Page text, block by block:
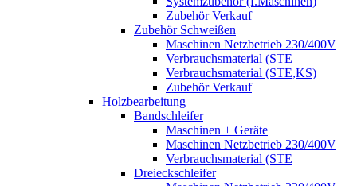
Zubehör Verkauf
Zubehör Schweißen
Maschinen Netzbetrieb 230/400V
Verbrauchsmaterial (STE
Verbrauchsmaterial (STE,KS)
Zubehör Verkauf
Holzbearbeitung
Bandschleifer
Maschinen + Geräte
Maschinen Netzbetrieb 230/400V
Verbrauchsmaterial (STE
Dreieckschleifer